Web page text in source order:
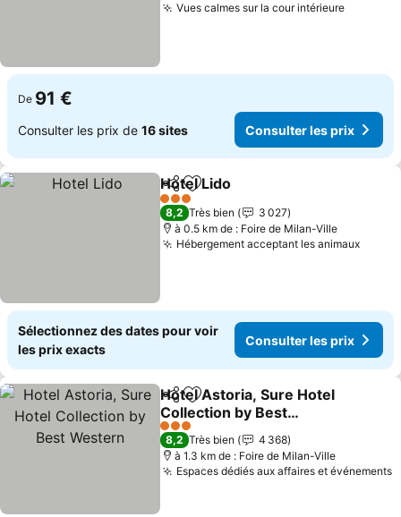
Vues calmes sur la cour intérieure
De 91 €
Consulter les prix de 16 sites Consulter les prix
PartagerAjouter à mes favoris
Hotel Lido
3 Étoiles
8,2 Très bien
3 027
à 0.5 km de : Foire de Milan-Ville
Hébergement acceptant les animaux
Sélectionnez des dates pour voir
les prix exacts
Consulter les prix
PartagerAjouter à mes favoris
Hotel Astoria, Sure Hotel
Collection by Best
Western
3 Étoiles
8,2 Très bien
4 368
à 1.3 km de : Foire de Milan-Ville
Espaces dédiés aux affaires et événements